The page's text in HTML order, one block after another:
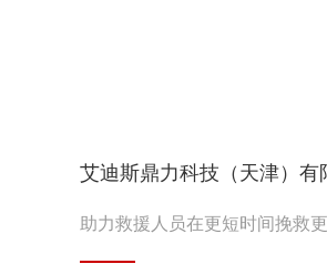
艾迪斯鼎力科技（天津）有
助力救援人员在更短时间挽救